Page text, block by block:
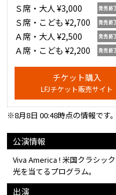
Ｓ席・大人 ¥3,000
Ｓ席・こども ¥2,700
Ａ席・大人 ¥2,500
Ａ席・こども ¥2,200
チケット購入
LFJチケット販売サイト
※8月8日 00:48時点の情報です。
公演情報
Viva America ! 米国クラシッ
光を当てるプログラム。
出演